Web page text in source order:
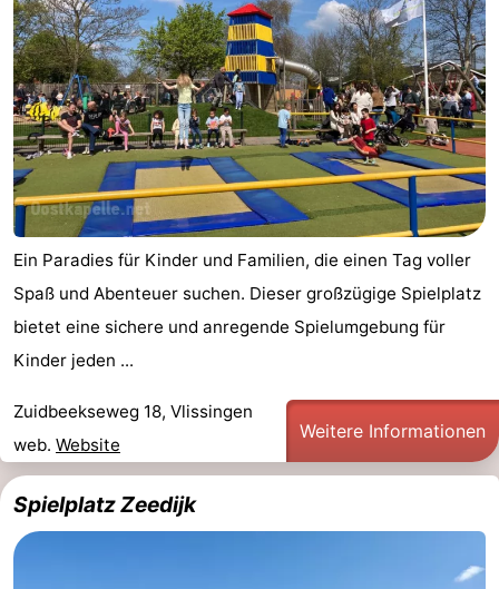
Ein Paradies für Kinder und Familien, die einen Tag voller
Spaß und Abenteuer suchen. Dieser großzügige Spielplatz
bietet eine sichere und anregende Spielumgebung für
Kinder jeden ...
Zuidbeekseweg 18, Vlissingen
web. Website
Weitere Informationen
Spielplatz Zeedijk